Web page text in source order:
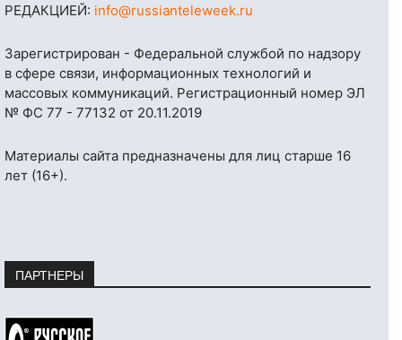
РЕДАКЦИЕЙ: info@russianteleweek.ru
Зарегистрирован - Федеральной службой по надзору
в сфере связи, информационных технологий и
массовых коммуникаций. Регистрационный номер ЭЛ
№ ФС 77 - 77132 от 20.11.2019
Материалы сайта предназначены для лиц старше 16
лет (16+).
ПАРТНЕРЫ